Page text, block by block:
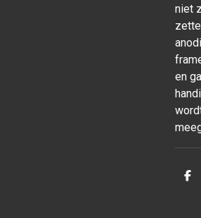
niet
en
D